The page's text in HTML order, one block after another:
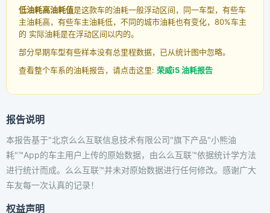
低油耗高油耗值是这款车的油耗一般浮动区间，同一车型，有些车
主油耗高，有些车主油耗低，不同的城市油耗也有变化，80%车主
的 实际油耗是在浮动区间以内的。
部分早期车型有些样本没有总里程数据，已从统计图中忽略。
查看整个车系的油耗报告，请点击这里: 荣威i5 油耗报告
报告说明
本报告基于"北京么么互联信息技术有限公司"旗下产品"小熊油
耗"™App的车主用户上传的原始数据，由么么互联™依据统计学方法
进行统计而成。么么互联™并未对原始数据进行任何修改。感谢广大
车友每一次认真的记录！
权益声明